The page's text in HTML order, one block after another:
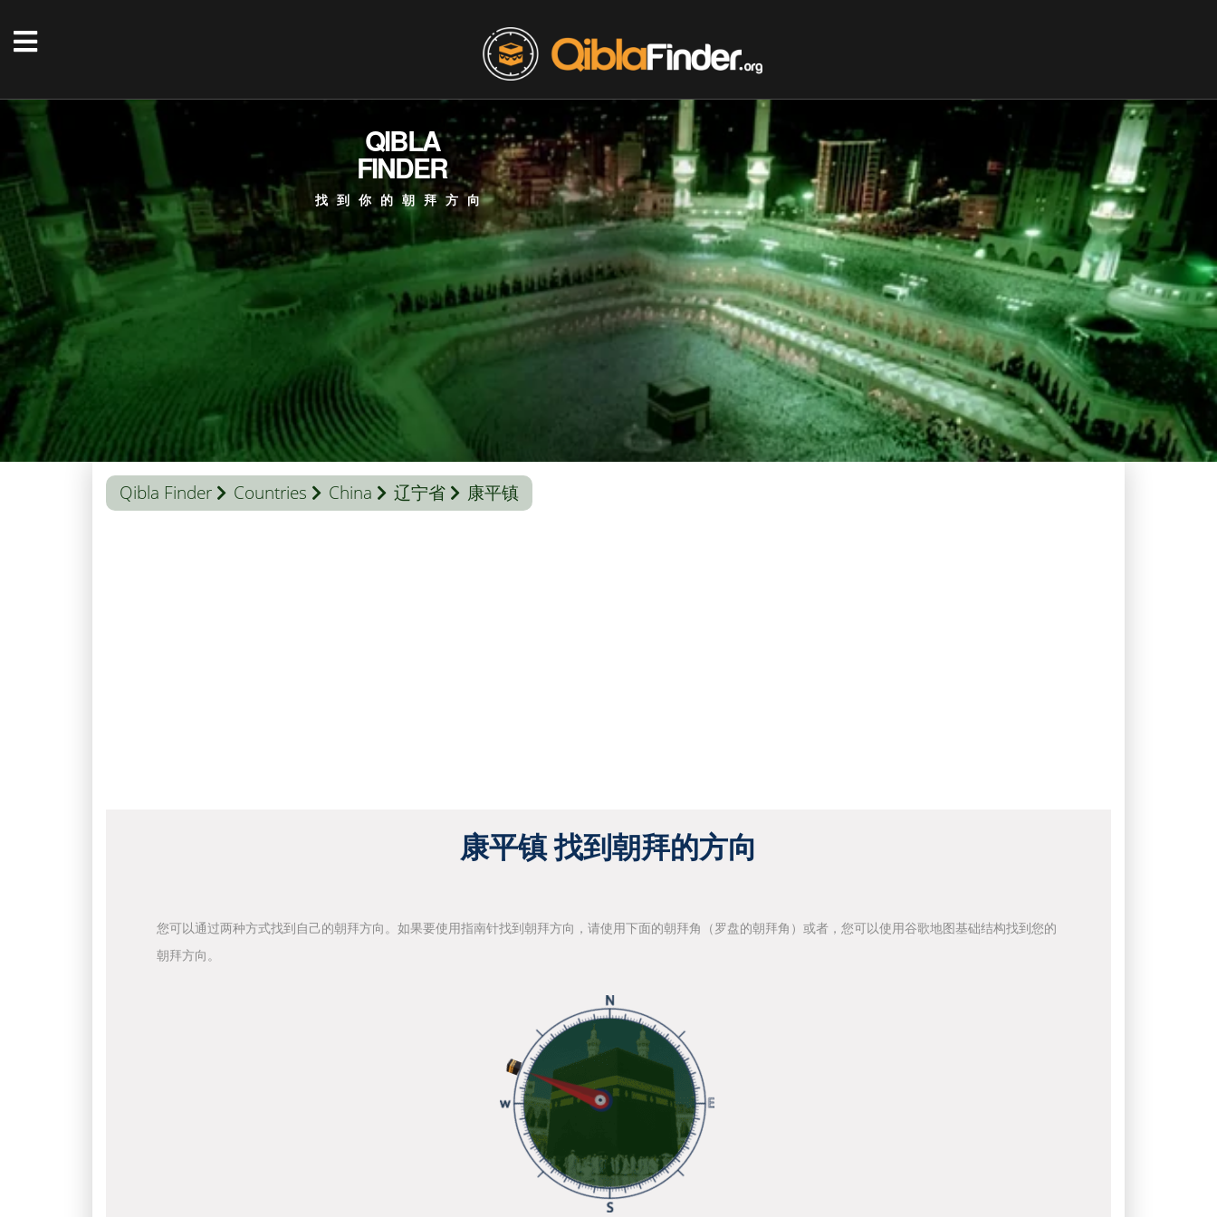
QIBLA
FINDER
找到你的朝拜方向
Qibla Finder Countries China 辽宁省 康平镇
康平镇 找到朝拜的方向
您可以通过两种方式找到自己的朝拜方向。如果要使用指南针找到朝拜方向，请使用下面的朝拜角（罗盘的朝拜角）或者，您可以使用谷歌地图基础结构找到您的
朝拜方向。